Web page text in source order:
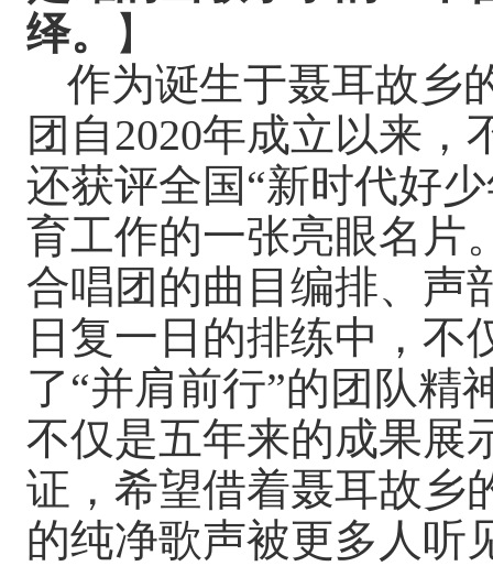
绎。
】
作为诞生于聂耳故乡
团自2020年成立以来，
还获评全国“新时代好
育工作的一张亮眼名片
合唱团的曲目编排、声
日复一日的排练中，不
了“并肩前行”的团队精
不仅是五年来的成果展
证，希望借着聂耳故乡
的纯净歌声被更多人听